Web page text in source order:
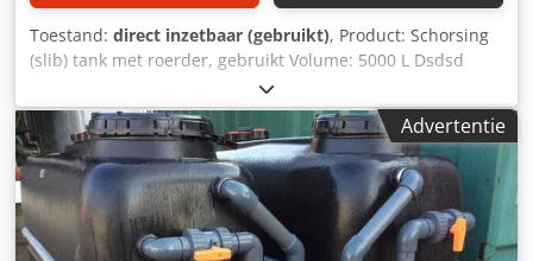
Toestand: direct inzetbaar (gebruikt), Product: Schorsing
(slib) tank met roerder, gebruikt Volume: 5000 L Dsdsd
Ezhfepfx Albeck Andere: 1 zaal, 2 stirrers Afmetingen:
LxBxH 2500 x 2100 x 1300 mm
Advertentie